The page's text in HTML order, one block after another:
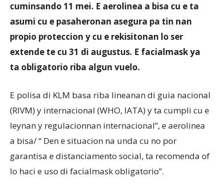
Aruba
cuminsando 11 mei. E aerolinea a bisa cu e ta
asumi cu e pasaheronan asegura pa tin nan
propio proteccion y cu e rekisitonan lo ser
extende te cu 31 di augustus. E facialmask ya
ta obligatorio riba algun vuelo.
E polisa di KLM basa riba lineanan di guia nacional
(RIVM) y internacional (WHO, IATA) y ta cumpli cu e
leynan y regulacionnan internacional”, e aerolinea
a bisa/ “ Den e situacion na unda cu no por
garantisa e distanciamento social, ta recomenda of
lo haci e uso di facialmask obligatorio”.